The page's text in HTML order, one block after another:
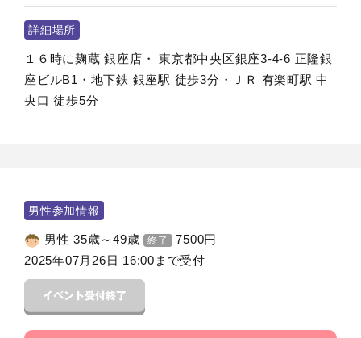
詳細場所
１６時に麹蔵 銀座店・ 東京都中央区銀座3-4-6 正隆銀
座ビルB1・地下鉄 銀座駅 徒歩3分・ＪＲ 有楽町駅 中
央口 徒歩5分
男性参加情報
男性 35歳～49歳 終了 7500円
2025年07月26日 16:00まで受付